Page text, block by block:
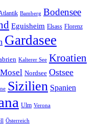
Bamberg Bodensee
Eguisheim Elsass Florenz
Gardasee
Kalterer See Kroatien
Mosel Nordsee Ostsee
Sizilien Spanien
Ulm Verona
Österreich